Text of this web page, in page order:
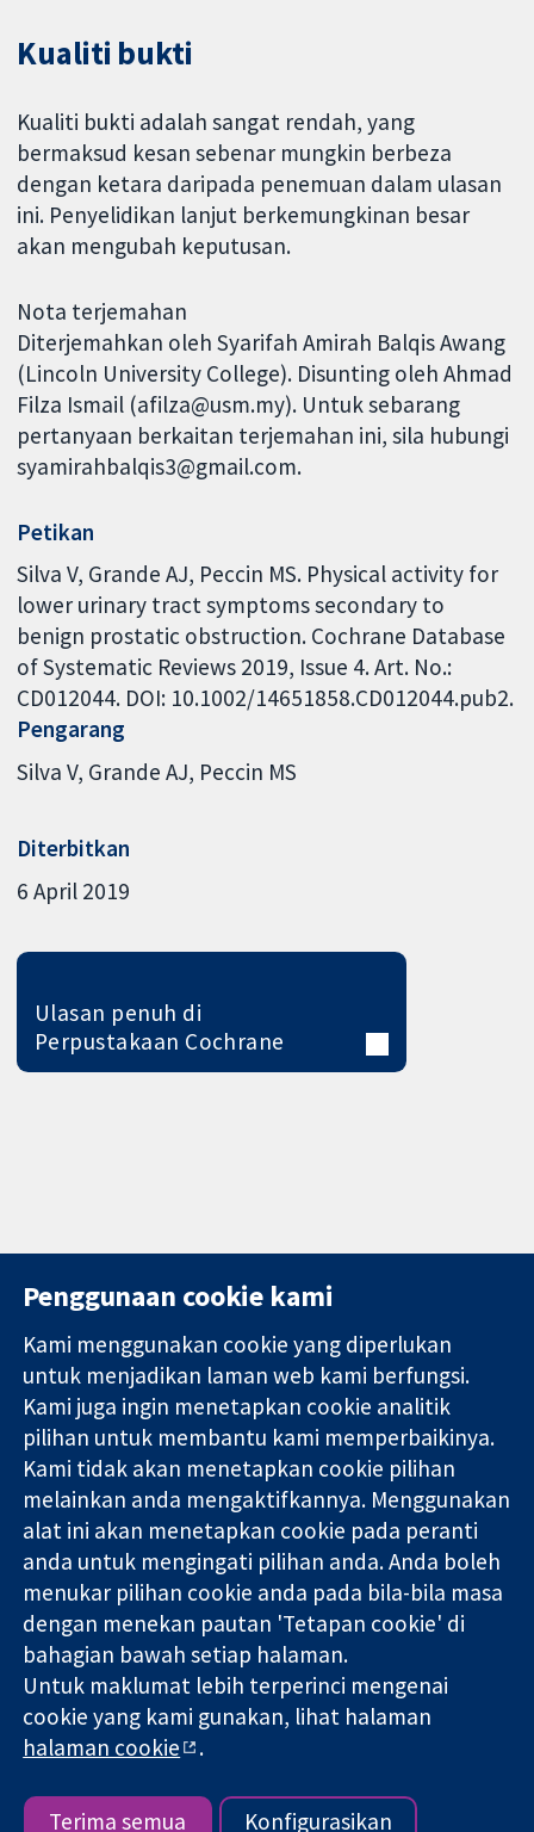
Kualiti bukti
Kualiti bukti adalah sangat rendah, yang
bermaksud kesan sebenar mungkin berbeza
dengan ketara daripada penemuan dalam ulasan
ini. Penyelidikan lanjut berkemungkinan besar
akan mengubah keputusan.
Nota terjemahan
Diterjemahkan oleh Syarifah Amirah Balqis Awang
(Lincoln University College). Disunting oleh Ahmad
Filza Ismail (afilza@usm.my). Untuk sebarang
pertanyaan berkaitan terjemahan ini, sila hubungi
syamirahbalqis3@gmail.com.
Petikan
Silva V, Grande AJ, Peccin MS. Physical activity for
lower urinary tract symptoms secondary to
benign prostatic obstruction. Cochrane Database
of Systematic Reviews 2019, Issue 4. Art. No.:
CD012044. DOI: 10.1002/14651858.CD012044.pub2.
Pengarang
Silva V Grande AJ Peccin MS
Diterbitkan
6 April 2019
Ulasan penuh di
Perpustakaan Cochrane
Bukti yang
dipercayai.
keputusan
termaklum
Kesihatan yang
lebih baik
11-13 Cavendish
Square
London
W1G 0AN
United Kingdom
Hubungi kita
Berita
Pejabat
akhbar
Perihal Kami
Pekerjaan
Cochrane
Library
Kolaborasi Cochrane ialah sebuah badan amal (no. 1045921) dan
sebuah syarikat terhad oleh jaminan (no. 03044323) yang
berdaftar di England & Wales. Nombor pendaftaran VAT GB 718
2127 49.
Hak Cipta © 2026 Kolabrasi Cochrane
Terma & Syarat Laman Web
|Penafian|Kerahsiaan
cookie|Tetapan cookie
Penggunaan cookie kami
Kami menggunakan cookie yang diperlukan
untuk menjadikan laman web kami berfungsi.
Kami juga ingin menetapkan cookie analitik
pilihan untuk membantu kami memperbaikinya.
Kami tidak akan menetapkan cookie pilihan
melainkan anda mengaktifkannya. Menggunakan
alat ini akan menetapkan cookie pada peranti
anda untuk mengingati pilihan anda. Anda boleh
menukar pilihan cookie anda pada bila-bila masa
dengan menekan pautan 'Tetapan cookie' di
bahagian bawah setiap halaman.
Untuk maklumat lebih terperinci mengenai
cookie yang kami gunakan, lihat halaman
halaman cookie
.
Terima semua Konfigurasikan